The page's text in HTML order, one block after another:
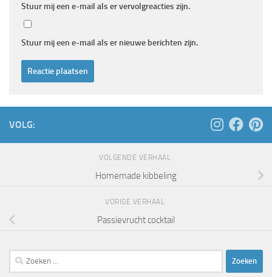
Stuur mij een e-mail als er vervolgreacties zijn.
Stuur mij een e-mail als er nieuwe berichten zijn.
VOLG:
VOLGENDE VERHAAL
Homemade kibbeling
VORIGE VERHAAL
Passievrucht cocktail
Zoeken
naar: